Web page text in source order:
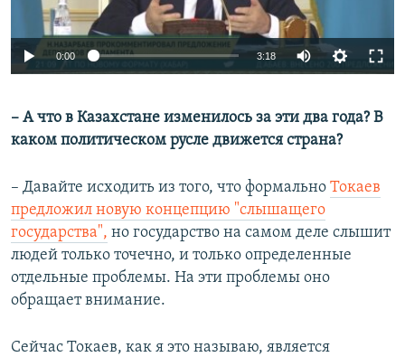
Auto 240p 360p 480p
720p 1080p
0:00 3:18 Auto
360p
480p
1080p
– А что в Казахстане изменилось за эти два года? В
каком политическом русле движется страна?
– Давайте исходить из того, что формально Токаев
предложил новую концепцию "слышащего
государства", но государство на самом деле слышит
людей только точечно, и только определенные
отдельные проблемы. На эти проблемы оно
обращает внимание.
Сейчас Токаев, как я это называю, является